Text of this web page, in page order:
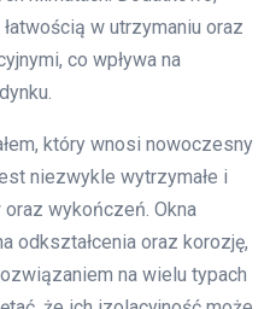
w utrzymaniu oraz
co wpływa na
który wnosi nowoczesny
niezwykle wytrzymałe i
wykończeń. Okna
odkształcenia oraz korozję,
na wielu typach